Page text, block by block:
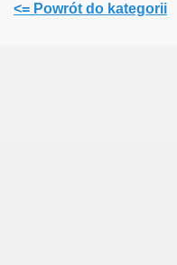
<= Powrót do kategorii